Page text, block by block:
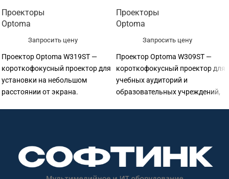
Проекторы
Optoma
Запросить цену
Проектор Optoma W319ST —
короткофокусный проектор для
установки на небольшом
расстоянии от экрана.
Проекторы
Optoma
Запросить цену
Проектор Optoma W309ST —
короткофокусный проектор для
учебных аудиторий и
образовательных учреждений,